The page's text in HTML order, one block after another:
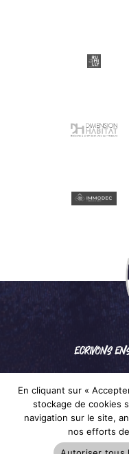
ECRIVONS
Mentions légales –
En cliquant sur «
stockage de cookies
navigation sur le site,
nos efforts